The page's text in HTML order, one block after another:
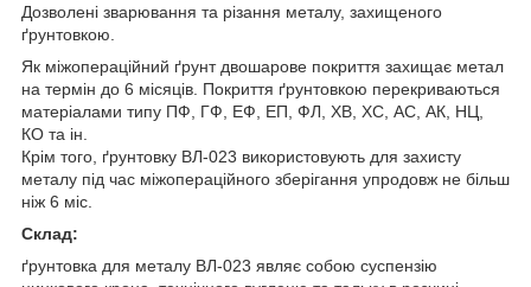
Дозволені зварювання та різання металу, захищеного
ґрунтовкою.
Як міжопераційний ґрунт двошарове покриття захищає метал
на термін до 6 місяців. Покриття ґрунтовкою перекриваються
матеріалами типу ПФ, ГФ, ЕФ, ЕП, ФЛ, ХВ, ХС, АС, АК, НЦ,
КО та ін.
Крім того, ґрунтовку ВЛ-023 використовують для захисту
металу під час міжопераційного зберігання упродовж не більш
ніж 6 міс.
Склад:
ґрунтовка для металу ВЛ-023 являє собою суспензію